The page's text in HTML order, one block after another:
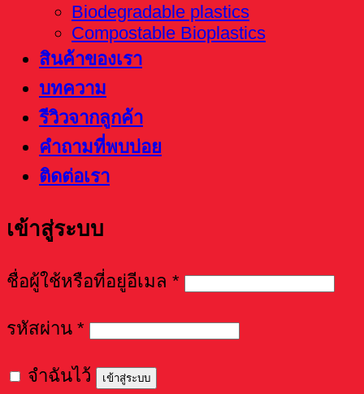
Biodegradable plastics
Compostable Bioplastics
สินค้าของเรา
บทความ
รีวิวจากลูกค้า
คำถามที่พบบ่อย
ติดต่อเรา
เข้าสู่ระบบ
ชื่อผู้ใช้หรือที่อยู่อีเมล *
รหัสผ่าน *
จำฉันไว้ เข้าสู่ระบบ